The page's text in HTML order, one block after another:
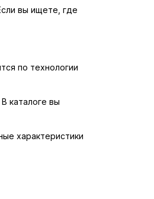
вы ищете, где
по технологии
каталоге вы
характеристики